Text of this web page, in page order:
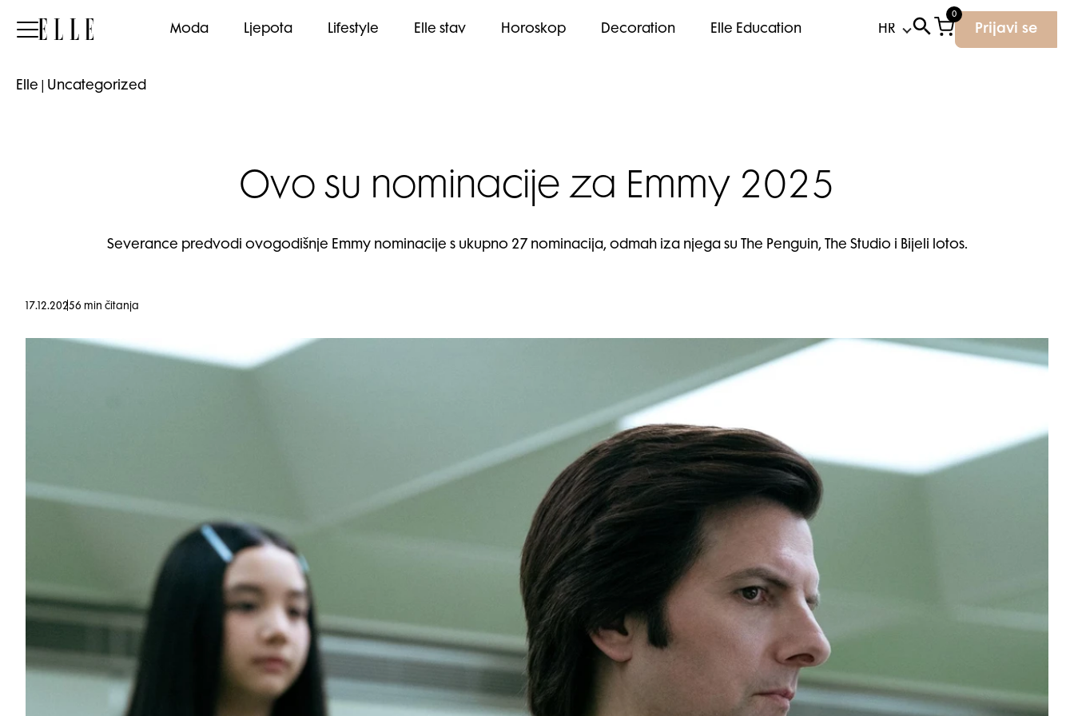
Elle Moda Ljepota Lifestyle Elle stav Horoskop Decoration Elle Education
0
Prijavi se
Elle Uncategorized
Ovo su nominacije za Emmy 2025
Severance predvodi ovogodišnje Emmy nominacije s ukupno 27 nominacija, odmah iza njega su The Penguin, The Studio i Bijeli lotos.
17.12.20256 min čitanja